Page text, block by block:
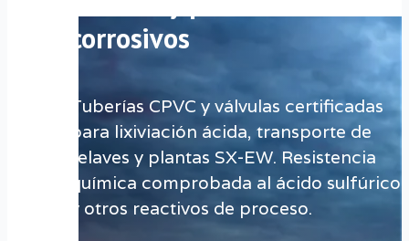
corrosivos
Tuberías CPVC y válvulas certificadas
para lixiviación ácida, transporte de
relaves y plantas SX-EW. Resistencia
química comprobada al ácido sulfúrico
y otros reactivos de proceso.